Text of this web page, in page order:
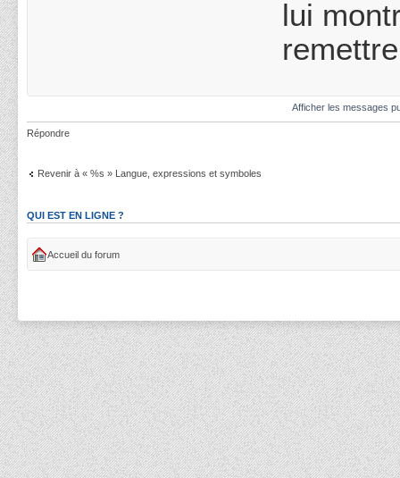
lui
Afficher les messages
Répondre
Revenir à « %s » Langue, expressions et symboles
QUI EST EN LIGNE ?
Accueil du forum